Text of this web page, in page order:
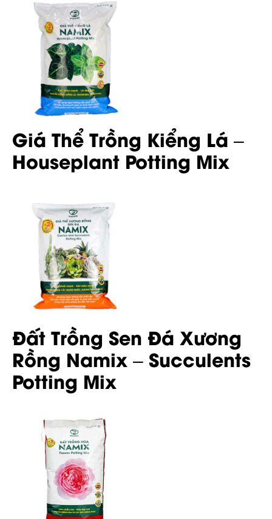
Giá Thể Trồng Kiểng Lá –
Houseplant Potting Mix
Đất Trồng Sen Đá Xương
Rồng Namix – Succulents
Potting Mix